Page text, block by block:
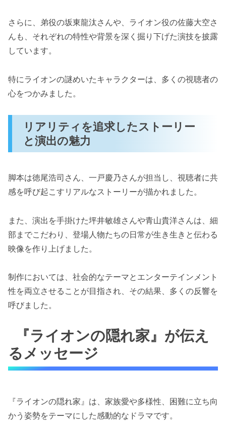
さらに、弟役の坂東龍汰さんや、ライオン役の佐藤大空さ
んも、それぞれの特性や背景を深く掘り下げた演技を披露
しています。
特にライオンの謎めいたキャラクターは、多くの視聴者の
心をつかみました。
リアリティを追求したストーリー
と演出の魅力
脚本は徳尾浩司さん、一戸慶乃さんが担当し、視聴者に共
感を呼び起こすリアルなストーリーが描かれました。
また、演出を手掛けた坪井敏雄さんや青山貴洋さんは、細
部までこだわり、登場人物たちの日常が生き生きと伝わる
映像を作り上げました。
制作においては、社会的なテーマとエンターテインメント
性を両立させることが目指され、その結果、多くの反響を
呼びました。
『ライオンの隠れ家』が伝え
るメッセージ
『ライオンの隠れ家』は、家族愛や多様性、困難に立ち向
かう姿勢をテーマにした感動的なドラマです。